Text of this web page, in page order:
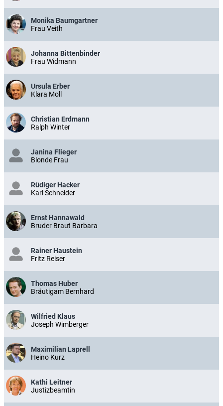
Monika Baumgartner
Frau Veith
Johanna Bittenbinder
Frau Widmann
Ursula Erber
Klara Moll
Christian Erdmann
Ralph Winter
Janina Flieger
Blonde Frau
Rüdiger Hacker
Karl Schneider
Ernst Hannawald
Bruder Braut Barbara
Rainer Haustein
Fritz Reiser
Thomas Huber
Bräutigam Bernhard
Wilfried Klaus
Joseph Wimberger
Maximilian Laprell
Heino Kurz
Kathi Leitner
Justizbeamtin